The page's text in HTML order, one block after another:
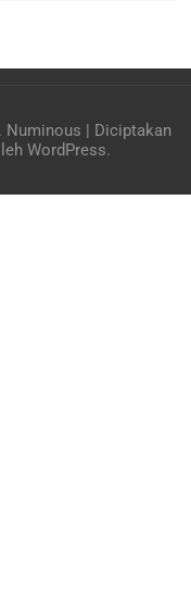
. Numinous | Diciptakan
WordPress.